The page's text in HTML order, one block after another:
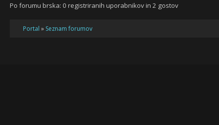
Po forumu brska: 0 registriranih uporabnikov in 2 gostov
Portal » Seznam forumov